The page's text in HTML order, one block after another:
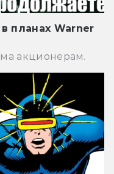
планах Warner
акционерам.